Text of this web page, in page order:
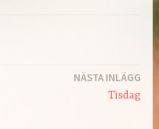
NÄSTA INLÄGG
Tisdag